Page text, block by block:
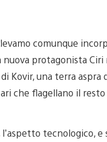
comunque
protagonista
Kovir, una terra
che flagellano il resto
tecnologico,